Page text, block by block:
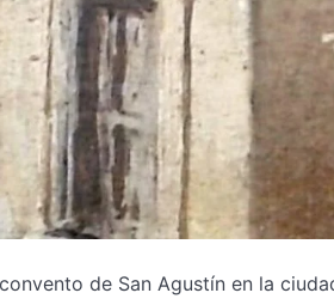
de San Agustín en la